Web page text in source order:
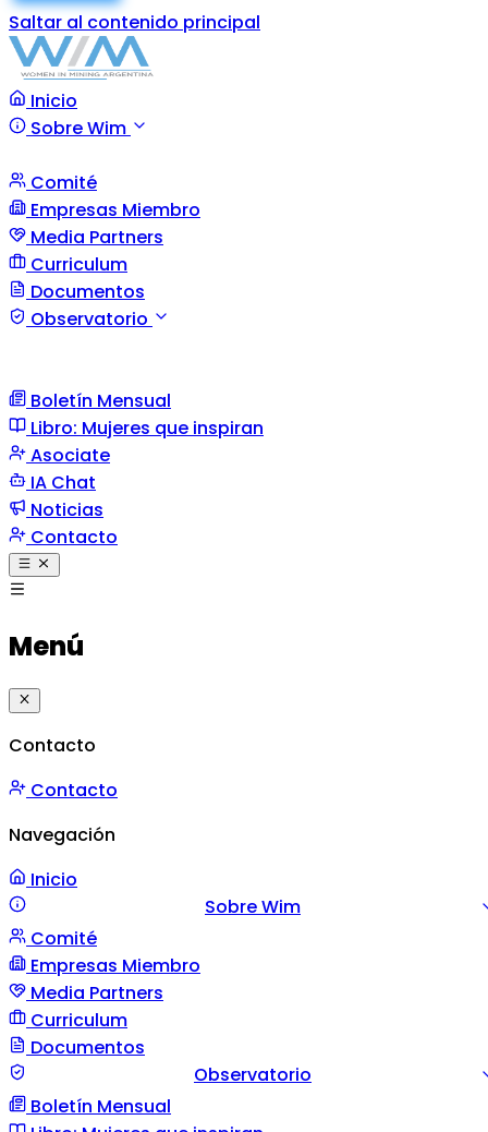
Saltar al contenido principal
Inicio
Sobre Wim
Comité
Empresas Miembro
Media Partners
Curriculum
Documentos
Observatorio
Boletín Mensual
Libro: Mujeres que inspiran
Asociate
IA Chat
Noticias
Contacto
Menú
Contacto
Contacto
Navegación
Inicio
Sobre Wim
Misión y Valores
Comité
Empresas Miembro
Media Partners
Curriculum
Documentos
Observatorio
Guía documentoComunicación de situación
Boletín Mensual